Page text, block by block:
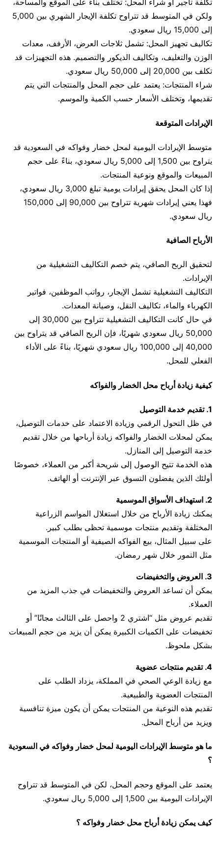
تكلفة تأجير أو شراء المحل: تختلف بناءً على الموقع والمساحة،
ولكن في المتوسط قد تتراوح تكلفة الإيجار الشهري بين 5,000
إلى 15,000 ريال سعودي.
تكاليف تجهيز المحل: تشمل ثلاجات العرض، الأرفف، معدات
الوزن والتغليف، وتكاليف الديكور والتصميم. هذه التجهيزات قد
تكلف بين 20,000 إلى 50,000 ريال سعودي.
شراء المنتجات: يعتمد على حجم المحل والمنتجات التي يتم
تقديمها، وتختلف الأسعار حسب الكمية والموسم.
الإيرادات المتوقعة
متوسط الإيرادات اليومية لمحل خضار وفواكه في السعودية قد
يتراوح بين 1,500 إلى 5,000 ريال سعودي، بناءً على حجم
المبيعات والموقع ونوعية المنتجات.
إذا كان المحل يحقق إيرادات يومية تبلغ 3,000 ريال سعودي،
فهذا يعني إيرادات شهرية تتراوح بين 90,000 إلى 150,000
ريال سعودي.
الأرباح الصافية
لتحقيق الربح الصافي، يتم خصم التكاليف التشغيلية من
الإيرادات.
التكاليف التشغيلية تشمل الإيجار، رواتب الموظفين، فواتير
الكهرباء والماء، تكاليف النقل، وصيانة المعدات.
في حال كانت التكاليف التشغيلية تتراوح بين 30,000 إلى
50,000 ريال سعودي شهريًا، فإن الربح الصافي قد يتراوح بين
40,000 إلى 100,000 ريال سعودي شهريًا، بناءً على الأداء
الفعلي للمحل.
كيفية زيادة أرباح محل الخضار والفواكه
1. تقديم خدمة التوصيل
في ظل التحول الرقمي وزيادة الاعتماد على خدمات التوصيل،
يمكن لمحلات الخضار والفواكه زيادة أرباحها من خلال تقديم
خدمة التوصيل إلى المنازل.
هذه الخدمة تتيح الوصول إلى شريحة أكبر من العملاء، خصوصًا
أولئك الذين يفضلون التسوق عبر الإنترنت أو الهاتف.
2. استهداف الأسواق الموسمية
يمكنك زيادة الأرباح من خلال استغلال المواسم الزراعية
المختلفة وتقديم منتجات موسمية تحظى بطلب كبير.
على سبيل المثال، بيع الفواكه الصيفية أو المنتجات الموسمية
مثل التمور خلال شهر رمضان.
3. العروض والتخفيضات
يمكن أن تساعد العروض والتخفيضات في جذب المزيد من
العملاء.
تقديم عروض مثل “اشتري 2 واحصل على الثالث مجانًا” أو
تخفيضات على الكميات الكبيرة يمكن أن يزيد من حجم المبيعات
بشكل ملحوظ.
4. تقديم منتجات عضوية
مع زيادة الوعي الصحي في المملكة، يزداد الطلب على
المنتجات العضوية والطبيعية.
تقديم هذه النوعية من المنتجات يمكن أن يكون ميزة تنافسية
ويزيد من أرباح المحل.
ما هو متوسط الإيرادات اليومية لمحل خضار وفواكه في السعودية
؟
يعتمد على الموقع وحجم المحل، لكن في المتوسط قد تتراوح
الإيرادات اليومية بين 1,500 إلى 5,000 ريال سعودي.
كيف يمكن زيادة أرباح محل خضار وفواكه ؟